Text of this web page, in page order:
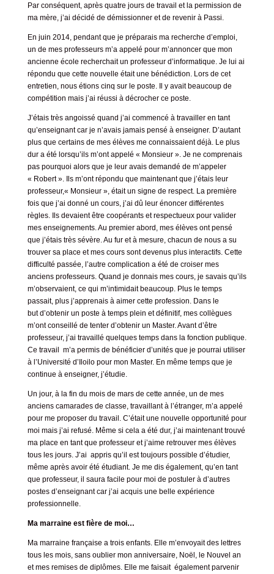
Par conséquent, après quatre jours de travail et la permission de
ma mère, j’ai décidé de démissionner et de revenir à Passi.
En juin 2014, pendant que je préparais ma recherche d’emploi,
un de mes professeurs m’a appelé pour m’annoncer que mon
ancienne école recherchait un professeur d’informatique. Je lui ai
répondu que cette nouvelle était une bénédiction. Lors de cet
entretien, nous étions cinq sur le poste. Il y avait beaucoup de
compétition mais j’ai réussi à décrocher ce poste.
J’étais très angoissé quand j’ai commencé à travailler en tant
qu’enseignant car je n’avais jamais pensé à enseigner. D’autant
plus que certains de mes élèves me connaissaient déjà. Le plus
dur a été lorsqu’ils m’ont appelé « Monsieur ». Je ne comprenais
pas pourquoi alors que je leur avais demandé de m’appeler
« Robert ». Ils m’ont répondu que maintenant que j’étais leur
professeur,« Monsieur », était un signe de respect. La première
fois que j’ai donné un cours, j’ai dû leur énoncer différentes
règles. Ils devaient être coopérants et respectueux pour valider
mes enseignements. Au premier abord, mes élèves ont pensé
que j’étais très sévère. Au fur et à mesure, chacun de nous a su
trouver sa place et mes cours sont devenus plus interactifs. Cette
difficulté passée, l’autre complication a été de croiser mes
anciens professeurs. Quand je donnais mes cours, je savais qu’ils
m’observaient, ce qui m’intimidait beaucoup. Plus le temps
passait, plus j’apprenais à aimer cette profession. Dans le
but d’obtenir un poste à temps plein et définitif, mes collègues
m’ont conseillé de tenter d’obtenir un Master. Avant d’être
professeur, j’ai travaillé quelques temps dans la fonction publique.
Ce travail m’a permis de bénéficier d’unités que je pourrai utiliser
à l’Université d’Iloilo pour mon Master. En même temps que je
continue à enseigner, j’étudie.
Un jour, à la fin du mois de mars de cette année, un de mes
anciens camarades de classe, travaillant à l’étranger, m’a appelé
pour me proposer du travail. C’était une nouvelle opportunité pour
moi mais j’ai refusé. Même si cela a été dur, j’ai maintenant trouvé
ma place en tant que professeur et j’aime retrouver mes élèves
tous les jours. J’ai appris qu’il est toujours possible d’étudier,
même après avoir été étudiant. Je me dis également, qu’en tant
que professeur, il saura facile pour moi de postuler à d’autres
postes d’enseignant car j’ai acquis une belle expérience
professionnelle.
Mamarraine est fière de moi…
Ma marraine française a trois enfants. Elle m’envoyait des lettres
tous les mois, sans oublier mon anniversaire, Noël, le Nouvel an
et mes remises de diplômes. Elle me faisait également parvenir